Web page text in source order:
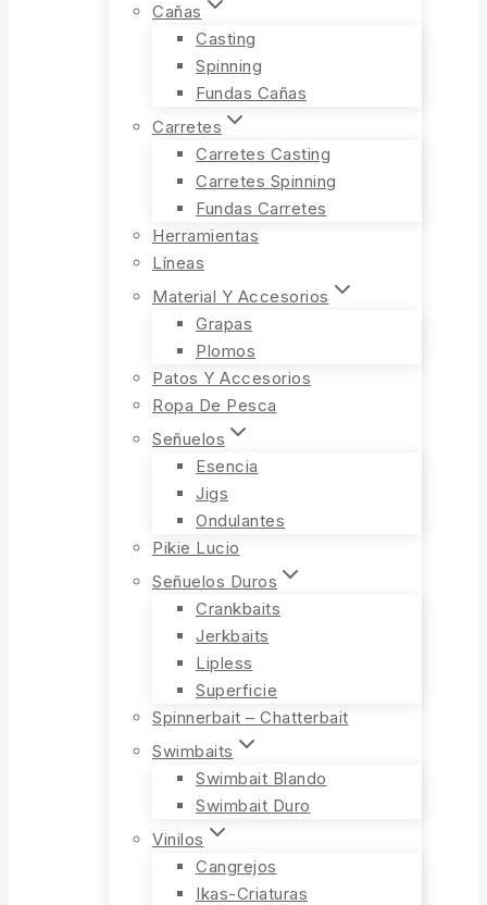
Cañas
Casting
Spinning
Fundas Cañas
Carretes
Carretes Casting
Carretes Spinning
Fundas Carretes
Herramientas
Líneas
Material Y Accesorios
Grapas
Plomos
Patos Y Accesorios
Ropa De Pesca
Señuelos
Esencia
Jigs
Ondulantes
Pikie Lucio
Señuelos Duros
Crankbaits
Jerkbaits
Lipless
Superficie
Spinnerbait – Chatterbait
Swimbaits
Swimbait Blando
Swimbait Duro
Vinilos
Cangrejos
Ikas-Criaturas